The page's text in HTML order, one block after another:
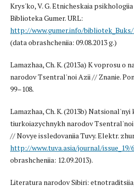
Krys'ko, V. G. Etnicheskaia
Biblioteka Gumer. URL:
http://www.gumer.info/
(data obrashcheniia: 09.08.2013 g.)
Lamazhaa, Ch. K. (2013a) K voprosu o
narodov Tsentral'noi Azii // Znanie.
99–108.
Lamazhaa, Ch. K. (2013b)
tiurkoiazychnykh narodov
// Novye issledovaniia Tuvy. Elektr.
http://www.tuva.asia/journal/issue_19/
obrashcheniia: 12.09.2013).
Literatura narodov Sibiri: